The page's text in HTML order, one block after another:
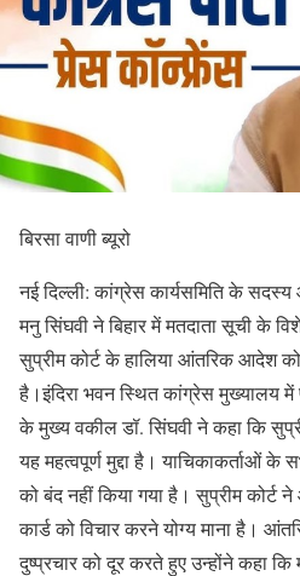
बिरसा वाणी ब्यूरो
नई दिल्ली: कांग्रेस कार्यसमिति के
मनु सिंघवी ने बिहार में मतदाता सूची के
सुप्रीम कोर्ट के हालिया आंतरिक आदेश
है।इंदिरा भवन स्थित कांग्रेस मुख्यालय में
के मुख्य वकील डॉ. सिंघवी ने कहा कि
यह महत्वपूर्ण मुद्दा है। याचिकाकर्ताओं
को बंद नहीं किया गया है। सुप्रीम कोर्ट
कार्ड को विचार करने योग्य माना है।
दुष्प्रचार को दूर करते हुए उन्होंने कहा